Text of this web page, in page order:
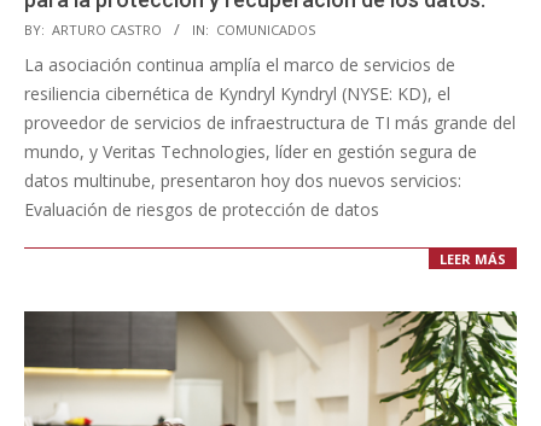
2023-
07-
BY: ARTURO CASTRO IN: COMUNICADOS
La asociación continua amplía el marco de servicios de
resiliencia cibernética de Kyndryl Kyndryl (NYSE: KD), el
proveedor de servicios de infraestructura de TI más grande del
mundo, y Veritas Technologies, líder en gestión segura de
datos multinube, presentaron hoy dos nuevos servicios:
Evaluación de riesgos de protección de datos
LEER MÁS